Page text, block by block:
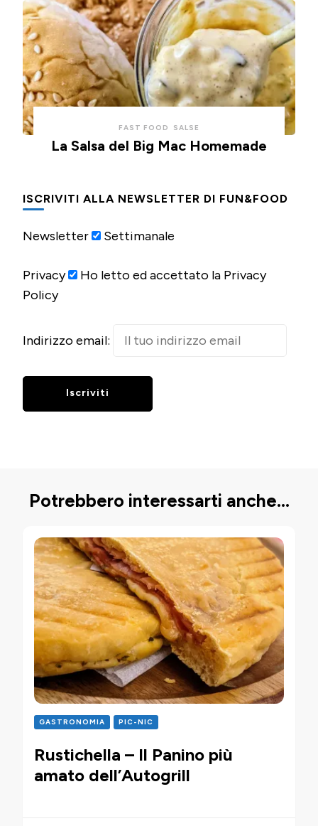
FAST FOOD SALSE
La Salsa del Big Mac Homemade
ISCRIVITI ALLA NEWSLETTER DI FUN&FOOD
Newsletter Settimanale
Privacy
Ho letto ed accettato la Privacy
Policy
Indirizzo email:
Potrebbero interessarti anche...
GASTRONOMIA PIC-NIC
Rustichella – Il Panino più
amato dell’Autogrill